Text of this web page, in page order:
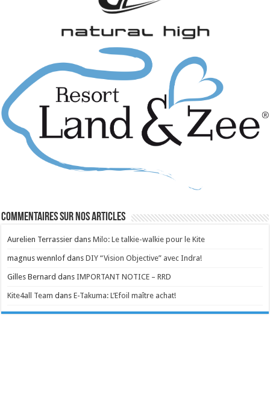
Commentaires sur nos articles
Aurelien Terrassier dansMilo: Le talkie-walkie pour le Kite
magnus wennlof dansDIY “Vision Objective” avec Indra!
Gilles Bernard dansIMPORTANT NOTICE – RRD
Kite4all Team dansE-Takuma: L’Efoil maître achat!